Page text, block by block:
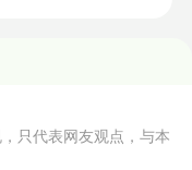
只代表网友观点，与本